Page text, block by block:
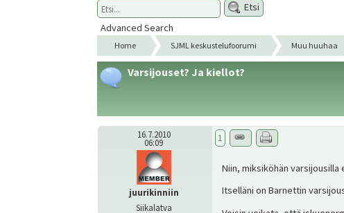
Etsi
Advanced Search
Home SJML keskustelufoorumi Muu huuhaa
Varsijouset? Ja kiellot?
16.7.2010
06:09
juurikinniin
Siikalatva
1
Niin, miksiköhän varsijousilla
Itselläni on Barnettin